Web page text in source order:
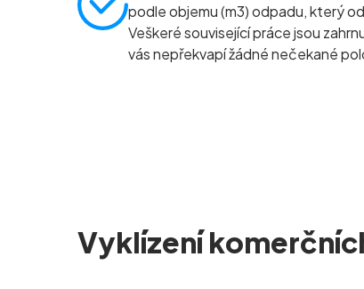
podle objemu (m3) odpadu, který
Veškeré související práce jsou
vás nepřekvapí žádné nečekané
Vyklízení